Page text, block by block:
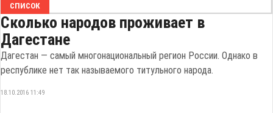
СПИСОК
Сколько народов проживает в
Дагестане
Дагестан — самый многонациональный регион России. Однако в
республике нет так называемого титульного народа.
18.10.2016 11:49